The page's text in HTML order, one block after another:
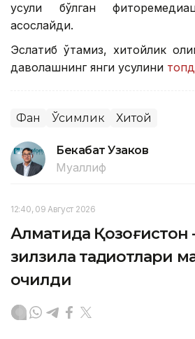
усули бўлган
асослайди.
Эслатиб ўтамиз, хитойлик
даволашнинг янги усулини
Фан Ўсимлик Хитой
Бекабат Узаков
Муаллиф
12:40, 09 Август 2026
Алматида Қозоғистон
зилзила тадқиқотлари
очилди